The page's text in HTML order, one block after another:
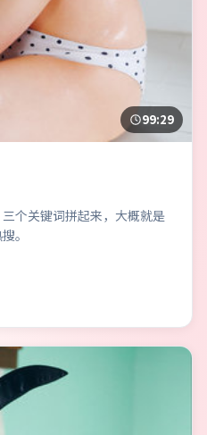
99:29
个关键词拼起来，大概就是
。